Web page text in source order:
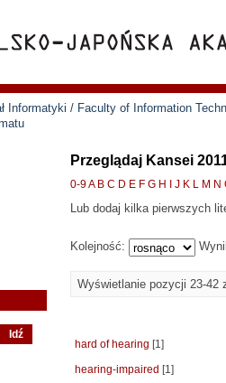
Informatyki / Faculty of Information
Przeglądaj Kansei
0-9A B C D E F G H J K L M N
Lub dodaj kilka pierwszych
Kolejność:
Wyświetlanie pozycji 23-42
hard of hearing [1]
hearing-impaired [1]